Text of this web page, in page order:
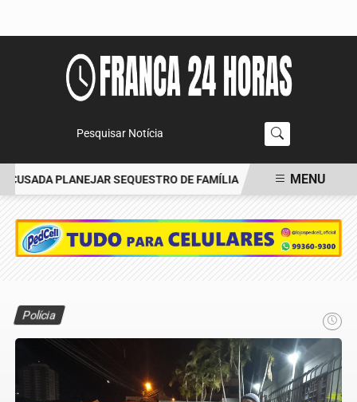
Pesquisar Notícia
PLANEJAR SEQUESTRO DE FAMÍLIA CARRO BATE EM
MENU
Polícia